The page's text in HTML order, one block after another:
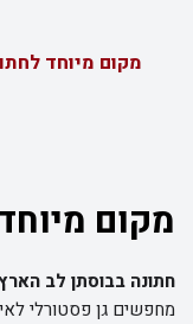
מקום מיוחד
מקום
חתונה בבוסתן לב
מחפשים גן פסטורלי